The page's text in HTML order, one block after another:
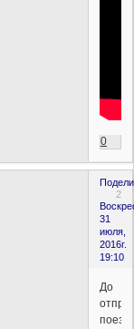
0
2
31
июля,
2016г.
19:10
До